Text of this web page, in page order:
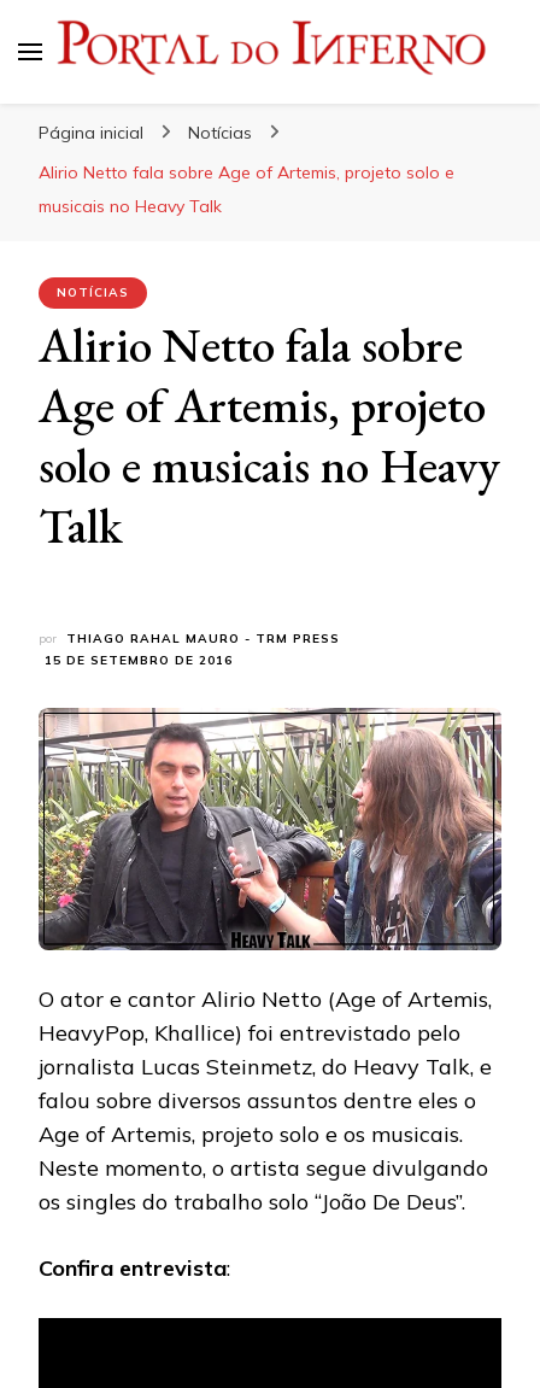
Página inicial
Notícias
Alirio Netto fala sobre Age of Artemis, projeto solo e
musicais no Heavy Talk
NOTÍCIAS
Alirio Netto fala sobre
Age of Artemis, projeto
solo e musicais no Heavy
Talk
por
THIAGO RAHAL MAURO - TRM PRESS
15 DE SETEMBRO DE 2016
O ator e cantor Alirio Netto (Age of Artemis,
HeavyPop, Khallice) foi entrevistado pelo
jornalista Lucas Steinmetz, do Heavy Talk, e
falou sobre diversos assuntos dentre eles o
Age of Artemis, projeto solo e os musicais.
Neste momento, o artista segue divulgando
os singles do trabalho solo “João De Deus”.
Confira entrevista: